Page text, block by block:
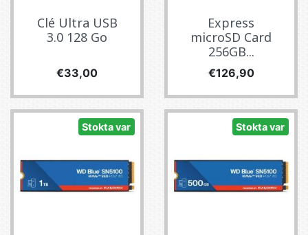
Clé Ultra USB
3.0 128 Go
Fiyat
€33,00
Express
microSD Card
256GB...
Fiyat
€126,90
Stokta var Stokta var